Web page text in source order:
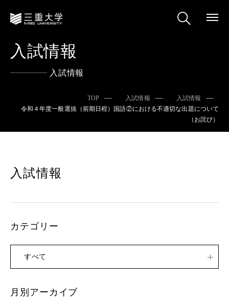
入試情報
入試情報
TOP 入試情報
入試情報
令和４年度一般選抜（前期日程）国語②における不適切な出題について
（お詫び）
入試情報
カテゴリー
すべて
月別アーカイブ